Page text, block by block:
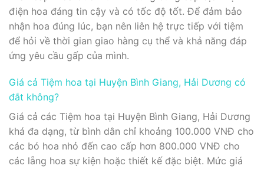
điện hoa đáng tin cậy và có tốc độ tốt. Để đảm bảo
nhận hoa đúng lúc, bạn nên liên hệ trực tiếp với tiệm
để hỏi về thời gian giao hàng cụ thể và khả năng đáp
ứng yêu cầu gấp của mình.
Giá cả Tiệm hoa tại Huyện Bình Giang, Hải Dương có
đắt không?
Giá cả các Tiệm hoa tại Huyện Bình Giang, Hải Dương
khá đa dạng, từ bình dân chỉ khoảng 100.000 VNĐ cho
các bó hoa nhỏ đến cao cấp hơn 800.000 VNĐ cho
các lẵng hoa sự kiện hoặc thiết kế đặc biệt. Mức giá